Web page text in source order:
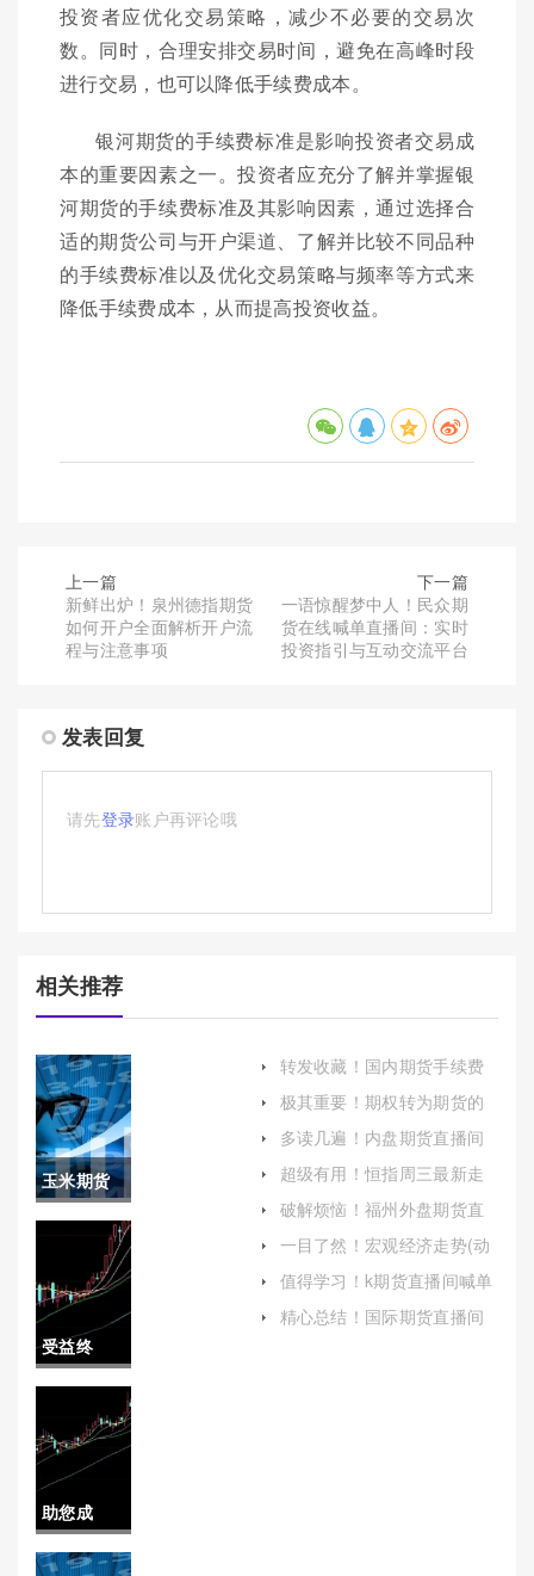
投资者应优化交易策略，减少不必要的交易次
数。同时，合理安排交易时间，避免在高峰时段
进行交易，也可以降低手续费成本。
银河期货的手续费标准是影响投资者交易成
本的重要因素之一。投资者应充分了解并掌握银
河期货的手续费标准及其影响因素，通过选择合
适的期货公司与开户渠道、了解并比较不同品种
的手续费标准以及优化交易策略与频率等方式来
降低手续费成本，从而提高投资收益。
上一篇
新鲜出炉！泉州德指期货
如何开户全面解析开户流
程与注意事项
下一篇
一语惊醒梦中人！民众期
货在线喊单直播间：实时
投资指引与互动交流平台
发表回复
请先登录账户再评论哦
相关推荐
玉米期货
会震荡吗
(玉米期货
会爆仓吗)
受益终
身！国际
期货正规
手续费(国
际期货入
助您成
长！上海
转发收藏！国内期货手续费
般是多少)
极其重要！期权转为期货的
什么)
多读几遍！内盘期货直播间
法吗)
超级有用！恒指周三最新走
破解烦恼！福州外盘期货直
一目了然！宏观经济走势(动
值得学习！k期货直播间喊单
了解)
精心总结！国际期货直播间